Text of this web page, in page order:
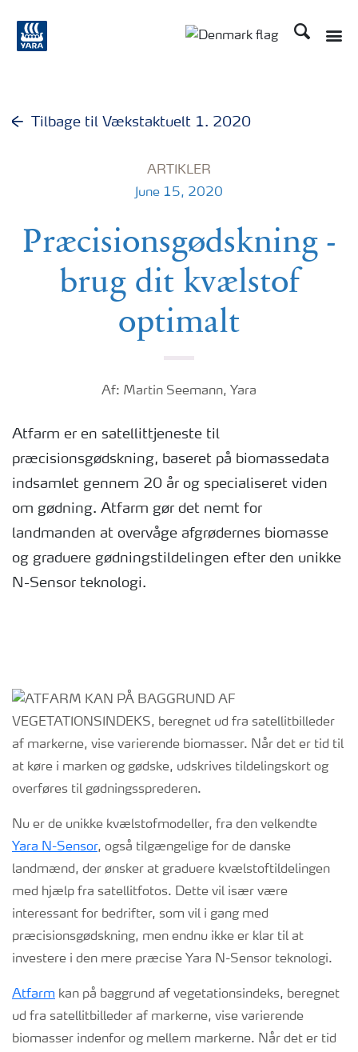
Søg
Tilbage til Vækstaktuelt 1. 2020
ARTIKLER
June 15, 2020
Præcisionsgødskning -
brug dit kvælstof
optimalt
Af: Martin Seemann, Yara
Atfarm er en satellittjeneste til
præcisionsgødskning, baseret på biomassedata
indsamlet gennem 20 år og specialiseret viden
om gødning. Atfarm gør det nemt for
landmanden at overvåge afgrødernes biomasse
og graduere gødningstildelingen efter den unikke
N-Sensor teknologi.
Nu er de unikke kvælstofmodeller, fra den velkendte
Yara N-Sensor, også tilgængelige for de danske
landmænd, der ønsker at graduere kvælstoftildelingen
med hjælp fra satellitfotos. Dette vil især være
interessant for bedrifter, som vil i gang med
præcisionsgødskning, men endnu ikke er klar til at
investere i den mere præcise Yara N-Sensor teknologi.
Atfarm kan på baggrund af vegetationsindeks, beregnet
ud fra satellitbilleder af markerne, vise varierende
biomasser indenfor og mellem markerne. Når det er tid